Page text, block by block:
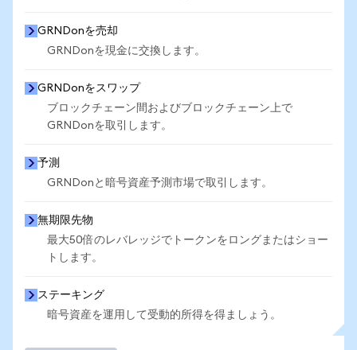
GRNDonを売却
GRNDonを現金に交換します。
GRNDonをスワップ
ブロックチェーン間およびブロックチェーン上で
GRNDonを取引します。
予測
GRNDonと暗号資産予測市場で取引します。
無期限先物
最大50倍のレバレッジでトークンをロングまたはショー
トします。
ステーキング
暗号資産を運用して受動的所得を得ましょう。